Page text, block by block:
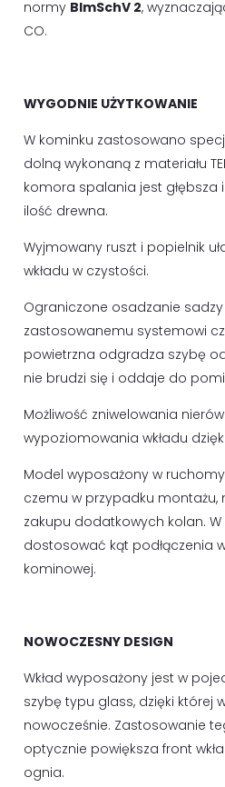
normy BImSchV 2,
CO.
WYGODNIE UŻYTKOWANIE
W kominku zastosowano
dolną wykonaną z materiału
komora spalania jest głębsza
ilość drewna.
Wyjmowany ruszt i popielnik
wkładu w czystości.
Ograniczone osadzanie
zastosowanemu systemowi
powietrzna odgradza szybę
nie brudzi się i oddaje do
Możliwość zniwelowania
wypoziomowania wkładu
Model wyposażony w
czemu w przypadku montażu,
zakupu dodatkowych kolan.
dostosować kąt podłączenia
kominowej.
NOWOCZESNY DESIGN
Wkład wyposażony jest w
szybę typu glass, dzięki której
nowocześnie. Zastosowanie
optycznie powiększa front
ognia.